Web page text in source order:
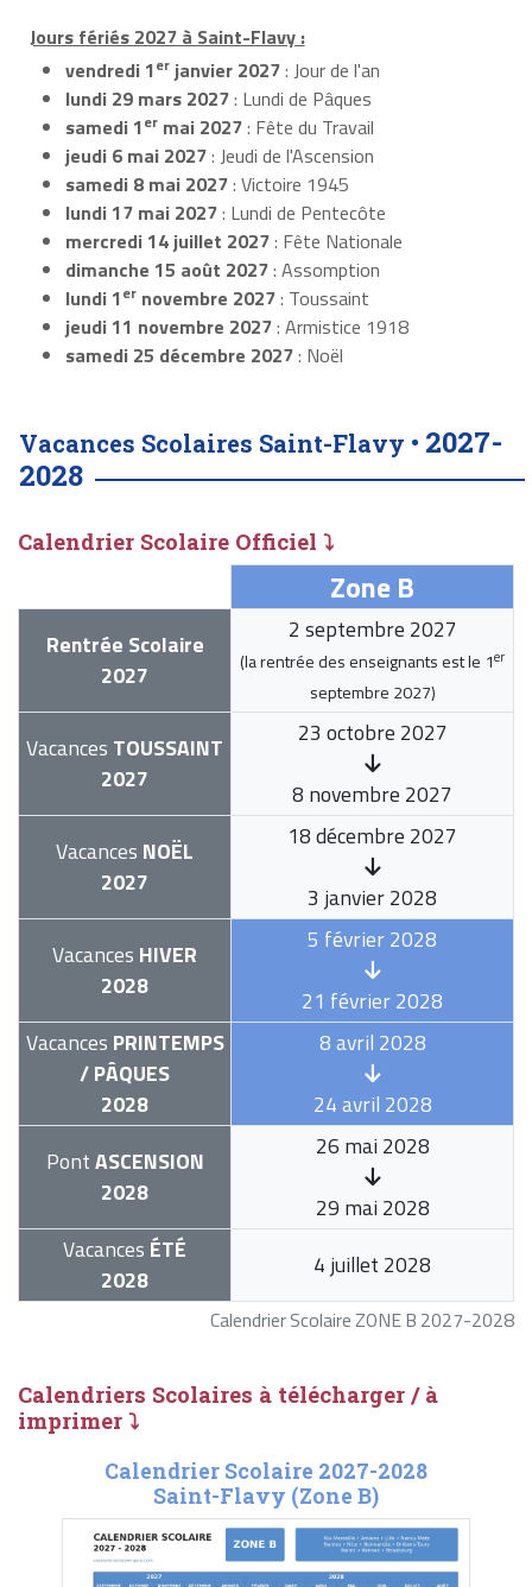
Jours fériés 2027 à Saint-Flavy :
vendredi 1er janvier 2027: Jour de l'an
lundi 29 mars 2027: Lundi de Pâques
samedi 1er mai 2027: Fête du Travail
jeudi 6 mai 2027: Jeudi de l'Ascension
samedi 8 mai 2027: Victoire 1945
lundi 17 mai 2027: Lundi de Pentecôte
mercredi 14 juillet 2027: Fête Nationale
dimanche 15 août 2027: Assomption
lundi 1er novembre 2027: Toussaint
jeudi 11 novembre 2027: Armistice 1918
samedi 25 décembre 2027: Noël
Vacances Scolaires Saint-Flavy • 2027-
2028
Calendrier Scolaire Officiel ⤵
Calendrier Scolaire ZONE B 2027-2028
Zone B
Rentrée Scolaire
2027
2 septembre 2027
(la rentrée des enseignants est le 1er
septembre 2027)
Vacances TOUSSAINT
2027
23 octobre 2027
8 novembre 2027
Vacances NOËL
2027
18 décembre 2027
3 janvier 2028
Vacances HIVER
2028
5 février 2028
21 février 2028
Vacances PRINTEMPS
/ PÂQUES
2028
8 avril 2028
24 avril 2028
PontASCENSION
2028
26 mai 2028
29 mai 2028
Vacances ÉTÉ
2028
4 juillet 2028
Calendriers Scolaires à télécharger / à
imprimer ⤵
Calendrier Scolaire 2027-2028
Saint-Flavy (Zone B)